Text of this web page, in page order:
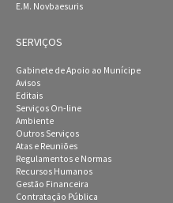
E.M. Novbaesuris
SERVIÇOS
Gabinete de Apoio ao Munícipe
Avisos
Editais
Serviços On-line
Ambiente
Outros Serviços
Atas e Reuniões
Regulamentos e Normas
Recursos Humanos
Gestão Financeira
Contratação Pública